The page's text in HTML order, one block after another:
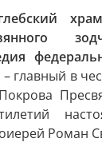
главный в
Роман